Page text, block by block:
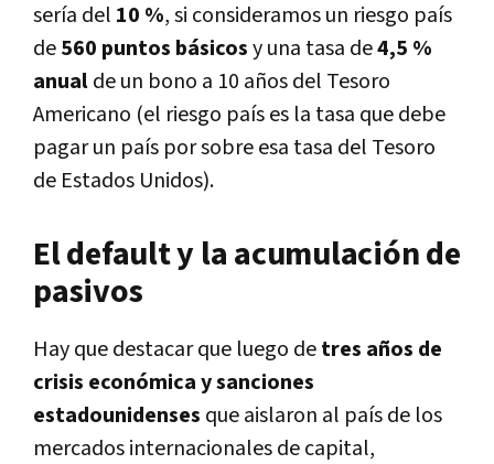
sería del 10 %, si consideramos un riesgo país
de560 puntos básicosy una tasa de4,5 %
anualde un bono a 10 años del Tesoro
Americano (el riesgo país es la tasa que debe
pagar un país por sobre esa tasa del Tesoro
de Estados Unidos).
El default y la acumulación de
pasivos
Hay que destacar que luego detres años de
crisis económica y sanciones
estadounidenses que aislaron al país de los
mercados internacionales de capital,